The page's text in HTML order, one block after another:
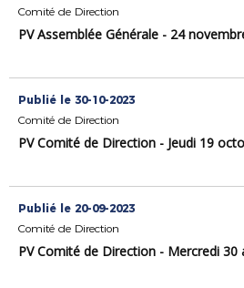
Comité de Direction
PV Assemblée Générale - 24
Publié le 30-10-2023
Comité de Direction
PV Comité de Direction - Jeudi 19
Publié le 20-09-2023
Comité de Direction
PV Comité de Direction - Mercredi 30